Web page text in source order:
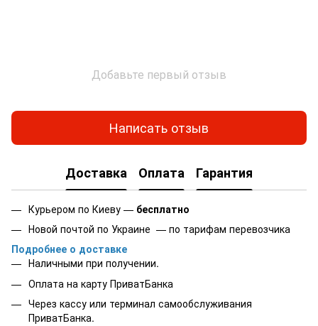
Добавьте первый отзыв
Написать отзыв
Доставка Оплата Гарантия
Курьером по Киеву — бесплатно
Новой почтой по Украине — по тарифам перевозчика
Подробнее о доставке
Наличными при получении.
Оплата на карту ПриватБанка
Через кассу или терминал самообслуживания
ПриватБанка.